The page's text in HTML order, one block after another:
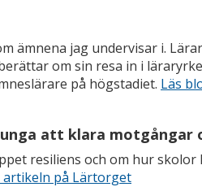
ämnena jag undervisar i.
om sin resa in i
på högstadiet. Läs
att klara motgångar
resiliens och om hur
artikeln på Lärtorget